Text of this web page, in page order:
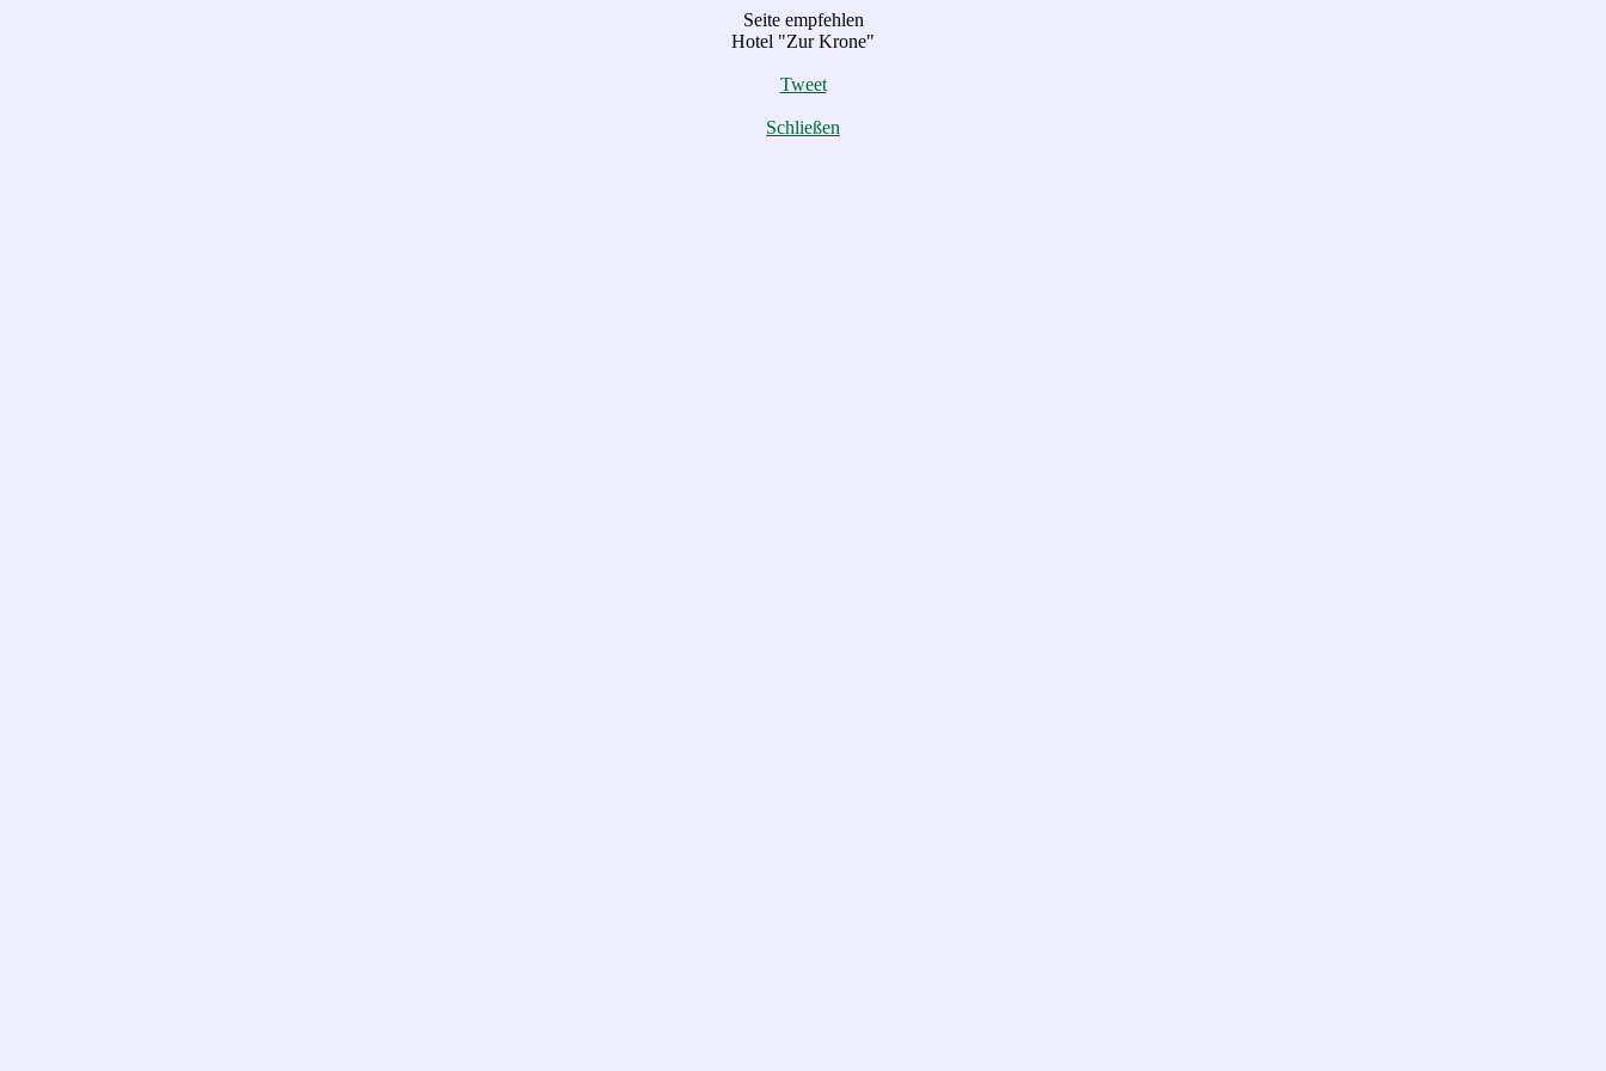
Seite empfehlen
Hotel "Zur Krone"
Tweet
Schließen